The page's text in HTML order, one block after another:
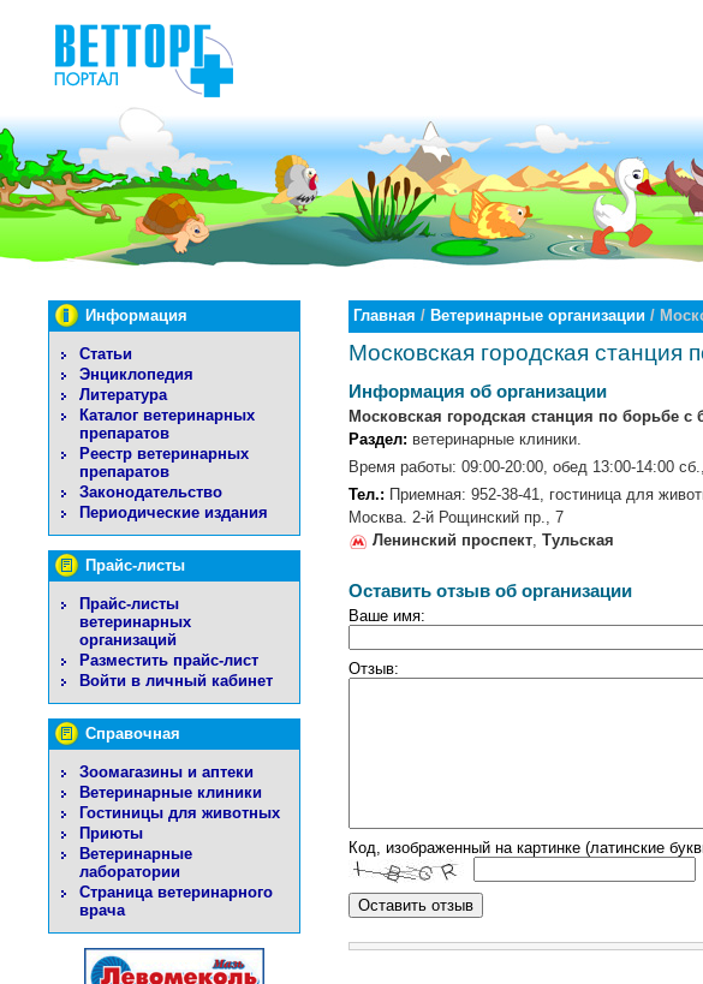
Информация
Статьи
Энциклопедия
Литература
Каталог ветеринарных
препаратов
Реестр ветеринарных
препаратов
Законодательство
Периодические издания
Прайс-листы
Прайс-листы
ветеринарных
организаций
Разместить прайс-лист
Войти в личный кабинет
Справочная
Зоомагазины и аптеки
Ветеринарные клиники
Гостиницы для животных
Приюты
Ветеринарные
лаборатории
Страница ветеринарного
врача
Главная / Ветеринарные организации /
Московская городская
Информация об организации
Московская городская станция по борьбе
Раздел: ветеринарные клиники.
Время работы: 09:00-20:00, обед 13:00-14:00
Тел.: Приемная: 952-38-41, гостиница для
Москва. 2-й Рощинский пр., 7
Ленинский проспект, Тульская
Оставить отзыв об организации
Ваше имя:
Отзыв:
Код, изображенный на картинке (латинские